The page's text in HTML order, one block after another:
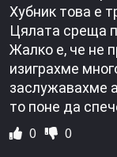
Хубник това е
Цялата среща
Жалко е, че не
изиграхме
заслужавахме
то поне да
0 0